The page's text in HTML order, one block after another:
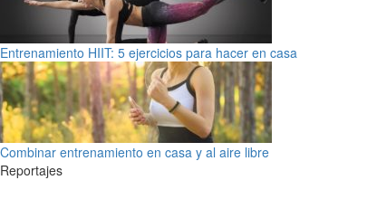
Entrenamiento HIIT: 5 ejercicios para hacer en casa
Combinar entrenamiento en casa y al aire libre
Reportajes